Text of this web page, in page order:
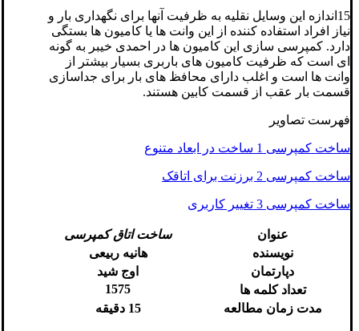
15اندازه این وسایل نقلیه به ظرفیت آنها برای نگهداری بار و
نیاز افراد استفاده کننده از این وانت ها یا کامیون ها بستگی
دارد. کمپرسی سازی این کامیون ها در احمدی خیبر به گونه
ای است که ظرفیت کامیون های باربری بسیار بیشتر از
وانت ها است و اغلب دارای محافظ های بار برای جداسازی
قسمت بار عقب از قسمت کابین هستند.
فهرست تصاویر
ساخت کمپرسی 1 ساخت در ابعاد متنوع
ساخت کمپرسی 2 برزنت برای اتاقک
ساخت کمپرسی 3 تغییر کاربری
عنوان
ساخت اتاق کمپرسی
نویسنده
هانیه ربیعی
دپارتمان
اوج شید
تعداد کلمه ها
1575
مدت زمان مطالعه
15 دقیقه